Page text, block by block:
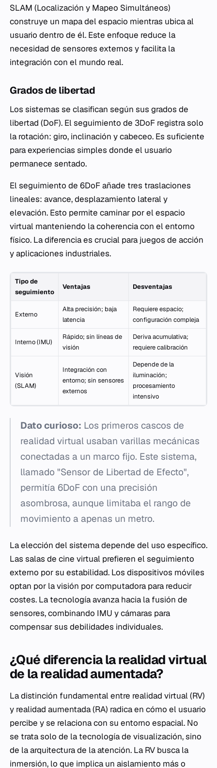
SLAM (Localización y Mapeo Simultáneos)
construye un mapa del espacio mientras ubica al
usuario dentro de él. Este enfoque reduce la
necesidad de sensores externos y facilita la
integración con el mundo real.
Grados de libertad
Los sistemas se clasifican según sus grados de
libertad (DoF). El seguimiento de 3DoF registra solo
la rotación: giro, inclinación y cabeceo. Es suficiente
para experiencias simples donde el usuario
permanece sentado.
El seguimiento de 6DoF añade tres traslaciones
lineales: avance, desplazamiento lateral y
elevación. Esto permite caminar por el espacio
virtual manteniendo la coherencia con el entorno
físico. La diferencia es crucial para juegos de acción
y aplicaciones industriales.
Tipo de
seguimiento
Ventajas Desventajas
Externo
Alta precisión; baja
latencia
Requiere espacio;
configuración compleja
Interno (IMU)
Rápido; sin líneas de
visión
Deriva acumulativa;
requiere calibración
Visión
(SLAM)
Integración con
entorno; sin sensores
externos
Depende de la
iluminación;
procesamiento
intensivo
Dato curioso: Los primeros cascos de
realidad virtual usaban varillas mecánicas
conectadas a un marco fijo. Este sistema,
llamado "Sensor de Libertad de Efecto",
permitía 6DoF con una precisión
asombrosa, aunque limitaba el rango de
movimiento a apenas un metro.
La elección del sistema depende del uso específico.
Las salas de cine virtual prefieren el seguimiento
externo por su estabilidad. Los dispositivos móviles
optan por la visión por computadora para reducir
costes. La tecnología avanza hacia la fusión de
sensores, combinando IMU y cámaras para
compensar sus debilidades individuales.
¿Qué diferencia la realidad virtual
de la realidad aumentada?
La distinción fundamental entre realidad virtual (RV)
y realidad aumentada (RA) radica en cómo el usuario
percibe y se relaciona con su entorno espacial. No
se trata solo de la tecnología de visualización, sino
de la arquitectura de la atención. La RV busca la
inmersión, lo que implica un aislamiento más o